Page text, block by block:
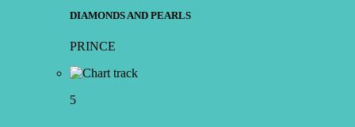
DIAMONDS AND PEARLS
PRINCE
5